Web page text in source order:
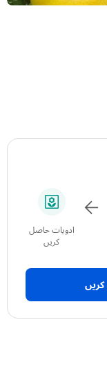
ادویات حاصل